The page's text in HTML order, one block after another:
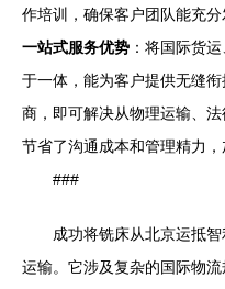
作培训，确保客户团队能充分
一站式服务优势 ：将国际货
于一体，能为客户提供无缝
商，即可解决从物理运输、
节省了沟通成本和管理精力，
###
成功将铣床从北京运抵
运输。它涉及复杂的国际物